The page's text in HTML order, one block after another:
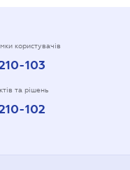
користувачів
103
та рішень
102